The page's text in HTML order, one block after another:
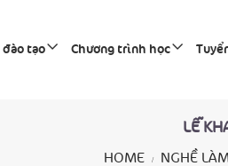
đào tạo Chương trình học
LỄ
HOME NGHỀ